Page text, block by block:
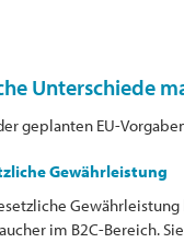
Unterschiede
geplanten EU-
Gewährleistung
im B2C-Bereich.